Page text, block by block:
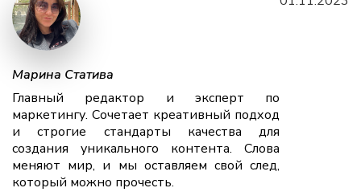
Марина Статива
Главный редактор и эксперт по
маркетингу. Сочетает креативный подход
и строгие стандарты качества для
создания уникального контента. Слова
меняют мир, и мы оставляем свой след,
который можно прочесть.